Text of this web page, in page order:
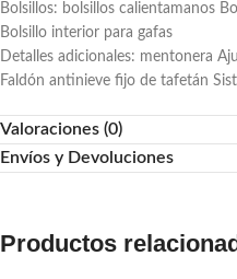
Bolsillos: bolsillos calientamanos
Bolsillo interior para gafas
Detalles adicionales: mentonera
Faldón antinieve fijo de tafetán
Valoraciones (0)
Envíos y Devoluciones
Productos